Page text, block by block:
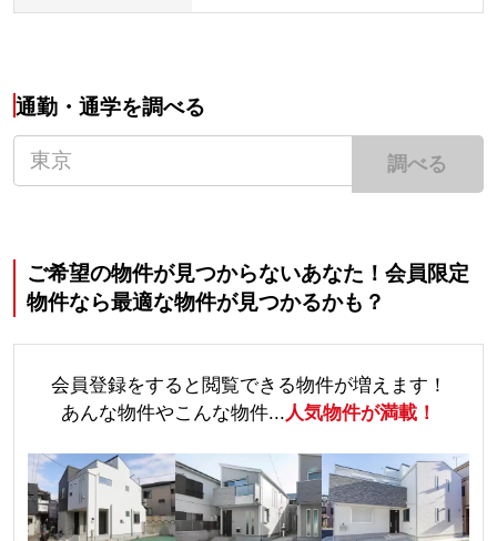
通勤・通学を調べる
調べる
ご希望の物件が見つからないあなた！会員限定
物件なら最適な物件が見つかるかも？
会員登録をすると閲覧できる物件が増えます！
あんな物件やこんな物件...人気物件が満載！